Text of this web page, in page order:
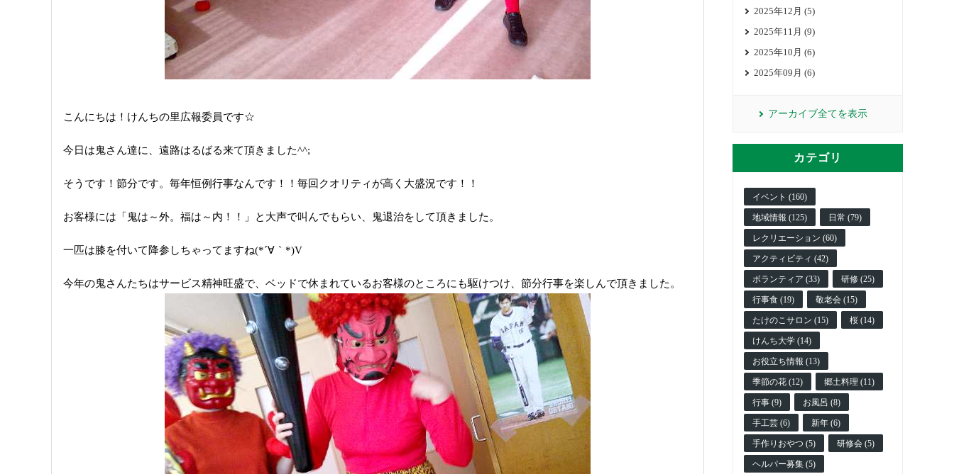
こんにちは！けんちの里広報委員です☆
今日は鬼さん達に、遠路はるばる来て頂きました^^;
そうです！節分です。 毎年恒例行事なんです！！ 毎回クオリティが高く大盛況です！！
お客様には「鬼は～外。福は～内！！」と大声で叫んでもらい、 鬼退治をして頂きました。
一匹は膝を付いて降参しちゃってますね(*´∀｀*)V
今年の鬼さんたちはサービス精神旺盛で、 ベッドで休まれているお客様のところにも駆けつけ、 節分行事を楽しんで頂きました。
2025年12月 (5)
2025年11月 (9)
2025年10月 (6)
2025年09月 (6)
アーカイブ全てを表示
カテゴリ
イベント (160)
地域情報 (125) 日常 (79)
レクリエーション (60)
アクティビティ (42)
ボランティア (33) 研修 (25)
行事食 (19) 敬老会 (15)
たけのこサロン (15) 桜 (14)
けんち大学 (14)
お役立ち情報 (13)
季節の花 (12) 郷土料理 (11)
行事 (9) お風呂 (8)
手工芸 (6) 新年 (6)
手作りおやつ (5) 研修会 (5)
ヘルパー募集 (5)